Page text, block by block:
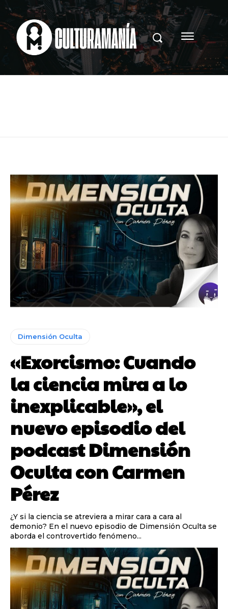
Dimensión Oculta
«Exorcismo: Cuando
la ciencia mira a lo
inexplicable», el
nuevo episodio del
podcast Dimensión
Oculta con Carmen
Pérez
¿Y si la ciencia se atreviera a mirar cara a cara al
demonio? En el nuevo episodio de Dimensión Oculta se
aborda el controvertido fenómeno...